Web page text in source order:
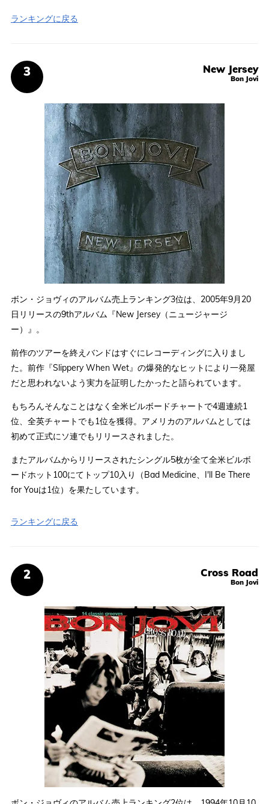
ランキングに戻る
New Jersey
Bon Jovi
ボン・ジョヴィのアルバム売上ランキング3位は、2005年9月20
日リリースの9thアルバム『New Jersey（ニュージャージ
ー）』。
前作のツアーを終えバンドはすぐにレコーディングに入りまし
た。前作『Slippery When Wet』の爆発的なヒットにより一発屋
だと思われないよう実力を証明したかったと語られています。
もちろんそんなことはなく全米ビルボードチャートで4週連続1
位、全英チャートでも1位を獲得。アメリカのアルバムとしては
初めて正式にソ連でもリリースされました。
またアルバムからリリースされたシングル5枚が全て全米ビルボ
ードホット100にてトップ10入り（Bad Medicine、I'll Be There
for Youは1位）を果たしています。
ランキングに戻る
Cross Road
Bon Jovi